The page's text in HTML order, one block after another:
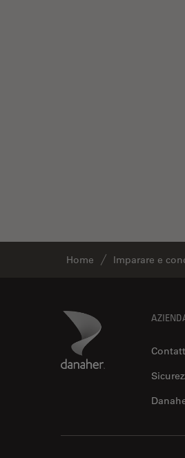
Metallografia
Microchirurgia
Microelttronica
Microscopi
Home Imparare e
Danaher Logo